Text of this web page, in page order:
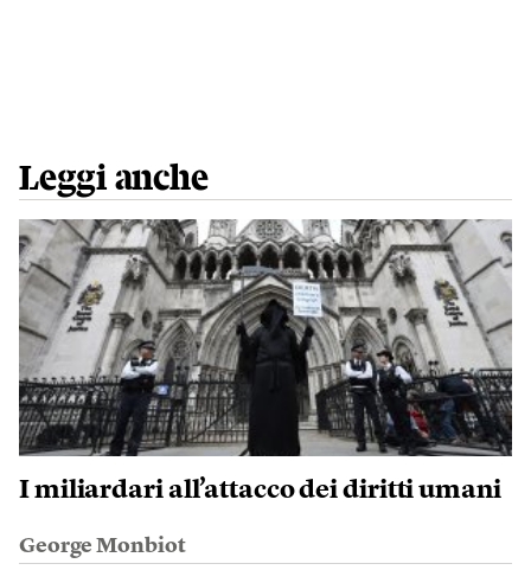
Leggi anche
I miliardari all’attacco dei diritti umani
George Monbiot